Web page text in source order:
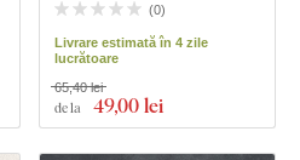
(0)
Livrare estimată în 4 zile
lucrătoare
de la 49,00 lei
65,40 lei